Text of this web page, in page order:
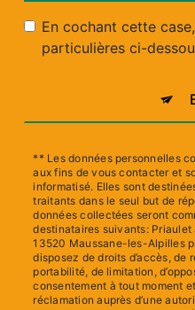
En cochant cette
particulières ci-
** Les données personnelles
aux fins de vous contacter et
informatisé. Elles sont
traitants dans le seul but de
données collectées seront
destinataires suivants: Priaulet
13520 Maussane-les-Alpilles
disposez de droits d’accès, de
portabilité, de limitation,
consentement à tout moment
réclamation auprès d’une